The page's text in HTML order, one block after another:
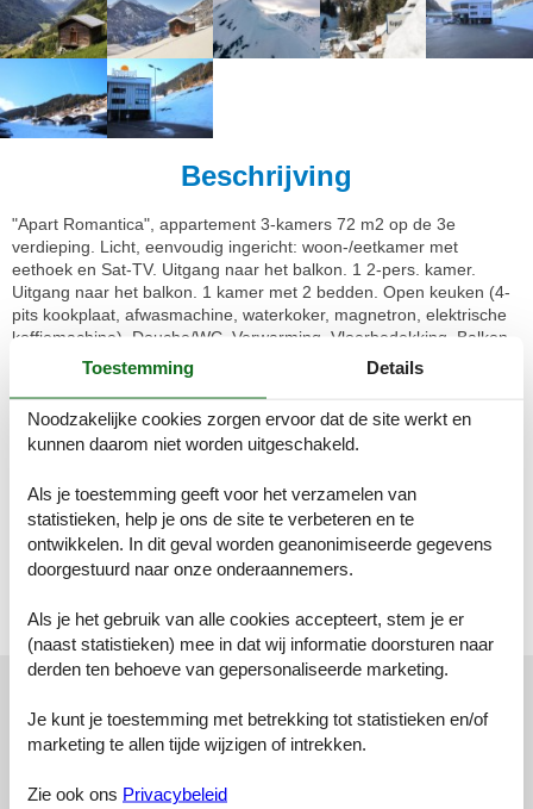
Beschrijving
"Apart Romantica", appartement 3-kamers 72 m2 op de 3e
verdieping. Licht, eenvoudig ingericht: woon-/eetkamer met
eethoek en Sat-TV. Uitgang naar het balkon. 1 2-pers. kamer.
Uitgang naar het balkon. 1 kamer met 2 bedden. Open keuken (4-
pits kookplaat, afwasmachine, waterkoker, magnetron, elektrische
koffiemachine). Douche/WC. Verwarming. Vloerbedekking. Balkon.
Mooi panoramazicht op de bergen en het dal. Ter beschikking:
Internet (WiFi, gratis). Parkeerplaats (overdekt, 1 Auto). Niet rokers
woning. Rookmelders, brandblusser.
Appartementencomplex "Apart Romantica". 5 appartementen in de
12 km van het centrum van Ischgl, 20 km van het centrum van
Landeck, zonnige ligging tegen een helling. In het huis: berging
voor ski's, skischoendroger. Broodjesservice. Winkel 1.5 km,
levensmiddelenwinkel 1.5 km, bushalte "Kappl Niederhof" 190 m,
kabelbaan op 2.5 km, skibushalte 5 m. De eigenaar woont in
hetzelfde huis.
Externe beoordelingen
Onze gastbeoordelingenExterne beoordelingen
Toestemming Details
Noodzakelijke cookies zorgen ervoor dat de site werkt en
kunnen daarom niet worden uitgeschakeld.
Als je toestemming geeft voor het verzamelen van
statistieken, help je ons de site te verbeteren en te
ontwikkelen. In dit geval worden geanonimiseerde gegevens
doorgestuurd naar onze onderaannemers.
Als je het gebruik van alle cookies accepteert, stem je er
(naast statistieken) mee in dat wij informatie doorsturen naar
derden ten behoeve van gepersonaliseerde marketing.
Je kunt je toestemming met betrekking tot statistieken en/of
marketing te allen tijde wijzigen of intrekken.
Zie ook ons Privacybeleid